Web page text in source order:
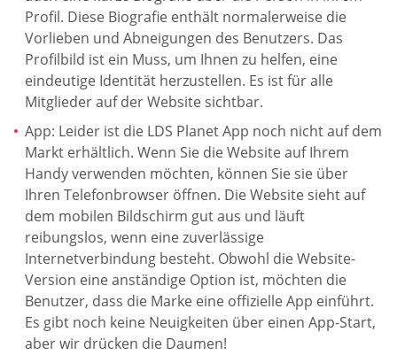
Profil. Diese Biografie enthält normalerweise die
Vorlieben und Abneigungen des Benutzers. Das
Profilbild ist ein Muss, um Ihnen zu helfen, eine
eindeutige Identität herzustellen. Es ist für alle
Mitglieder auf der Website sichtbar.
App: Leider ist die LDS Planet App noch nicht auf dem
Markt erhältlich. Wenn Sie die Website auf Ihrem
Handy verwenden möchten, können Sie sie über
Ihren Telefonbrowser öffnen. Die Website sieht auf
dem mobilen Bildschirm gut aus und läuft
reibungslos, wenn eine zuverlässige
Internetverbindung besteht. Obwohl die Website-
Version eine anständige Option ist, möchten die
Benutzer, dass die Marke eine offizielle App einführt.
Es gibt noch keine Neuigkeiten über einen App-Start,
aber wir drücken die Daumen!